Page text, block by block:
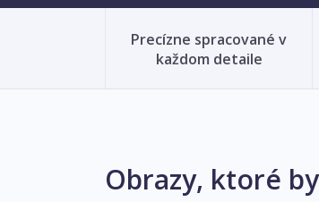
Precízne spracované v
každom detaile
Obrazy, ktoré